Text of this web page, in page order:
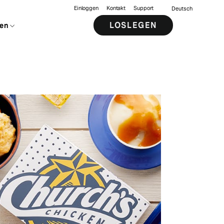
Einloggen Kontakt Support Deutsch
LOSLEGEN